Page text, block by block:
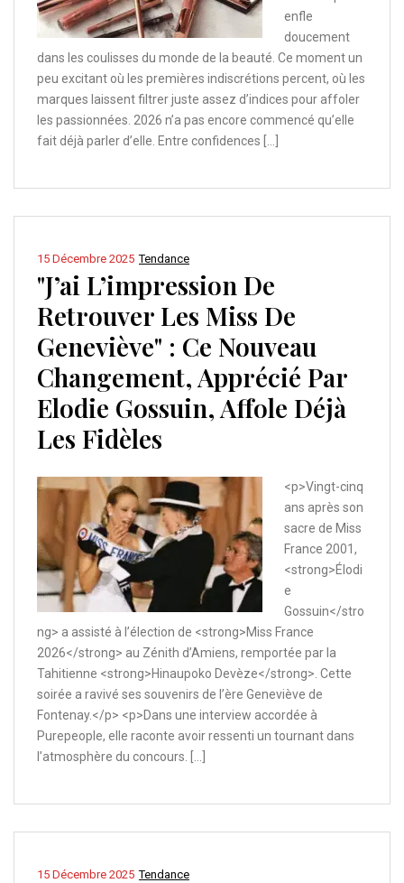
enfle
doucement
dans les coulisses du monde de la beauté. Ce moment un
peu excitant où les premières indiscrétions percent, où les
marques laissent filtrer juste assez d’indices pour affoler
les passionnées. 2026 n’a pas encore commencé qu’elle
fait déjà parler d’elle. Entre confidences […]
Tendance
15 Décembre 2025
"J’ai L’impression De
Retrouver Les Miss De
Geneviève" : Ce Nouveau
Changement, Apprécié Par
Elodie Gossuin, Affole Déjà
Les Fidèles
<p>Vingt-cinq
ans après son
sacre de Miss
France 2001,
<strong>Élodi
e
Gossuin</stro
ng> a assisté à l’élection de <strong>Miss France
2026</strong> au Zénith d’Amiens, remportée par la
Tahitienne <strong>Hinaupoko Devèze</strong>. Cette
soirée a ravivé ses souvenirs de l’ère Geneviève de
Fontenay.</p> <p>Dans une interview accordée à
Purepeople, elle raconte avoir ressenti un tournant dans
l’atmosphère du concours. […]
Tendance
15 Décembre 2025